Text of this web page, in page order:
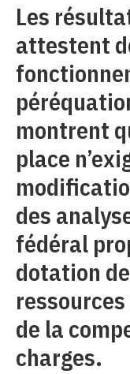
Les
attestent
montrent
place
des
fédéral
dotation
de la
charges.